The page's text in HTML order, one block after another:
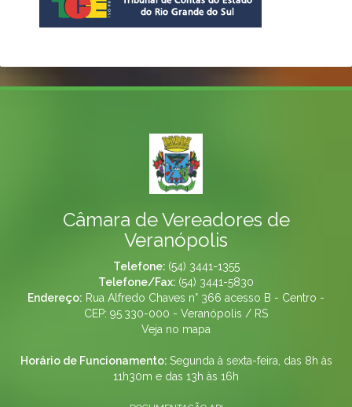
Câmara de Vereadores de
Veranópolis
Telefone: (54) 3441-1355
Telefone/Fax: (54) 3441-5830
Endereço: Rua Alfredo Chaves n° 366 acesso B - Centro -
CEP: 95.330-000 - Veranópolis / RS
Veja no mapa
Horário de Funcionamento: Segunda à sexta-feira, das 8h às
11h30m e das 13h às 16h